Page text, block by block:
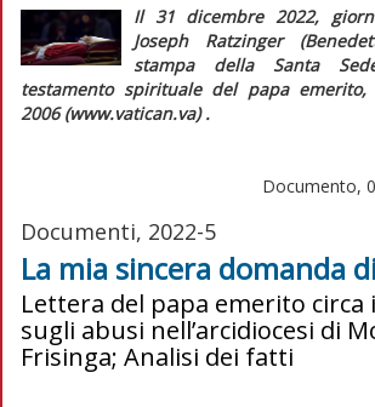
Il 31 dicembre 2022,
Joseph Ratzinger
stampa della Santa
testamento spirituale del papa
2006 (www.vatican.va) .
Documento,
Documenti, 2022-5
La mia sincera domanda
Lettera del papa emerito
sugli abusi nell’arcidiocesi di
Frisinga; Analisi dei fatti